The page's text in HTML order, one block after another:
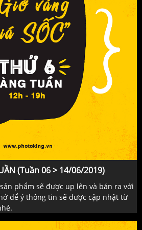
(Tuần 06 > 14/06/2019)
phẩm sẽ được up lên và bán ra với
để ý thông tin sẽ được cập nhật từ